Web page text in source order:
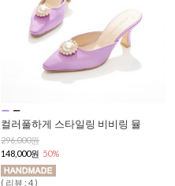
컬러풀하게 스타일링 비비링 뮬
296,000원
148,000원 50%
( 리뷰 : 4 )